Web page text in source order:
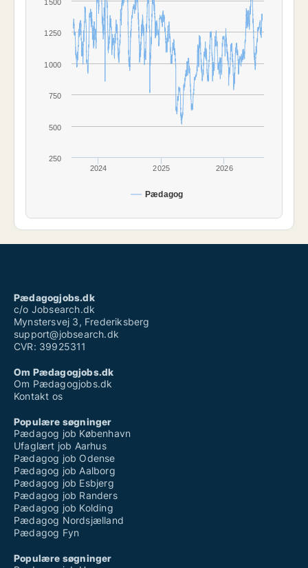
Pædagog
2024 2025 2026
250
500
750
1000
1250
1500
Pædagogjobs.dk
c/o Jobsearch.dk
Mynstersvej 3, Frederiksberg
support@jobsearch.dk
CVR: 39925311
Om Pædagogjobs.dk
Om Pædagogjobs.dk
Kontakt os
Populære søgninger
Pædagog job København
Ufaglært job Aarhus
Pædagog job Odense
Pædagog job Aalborg
Pædagog job Esbjerg
Pædagog job Randers
Pædagog job Kolding
Pædagog Nordsjælland
Pædagog Fyn
Populære søgninger